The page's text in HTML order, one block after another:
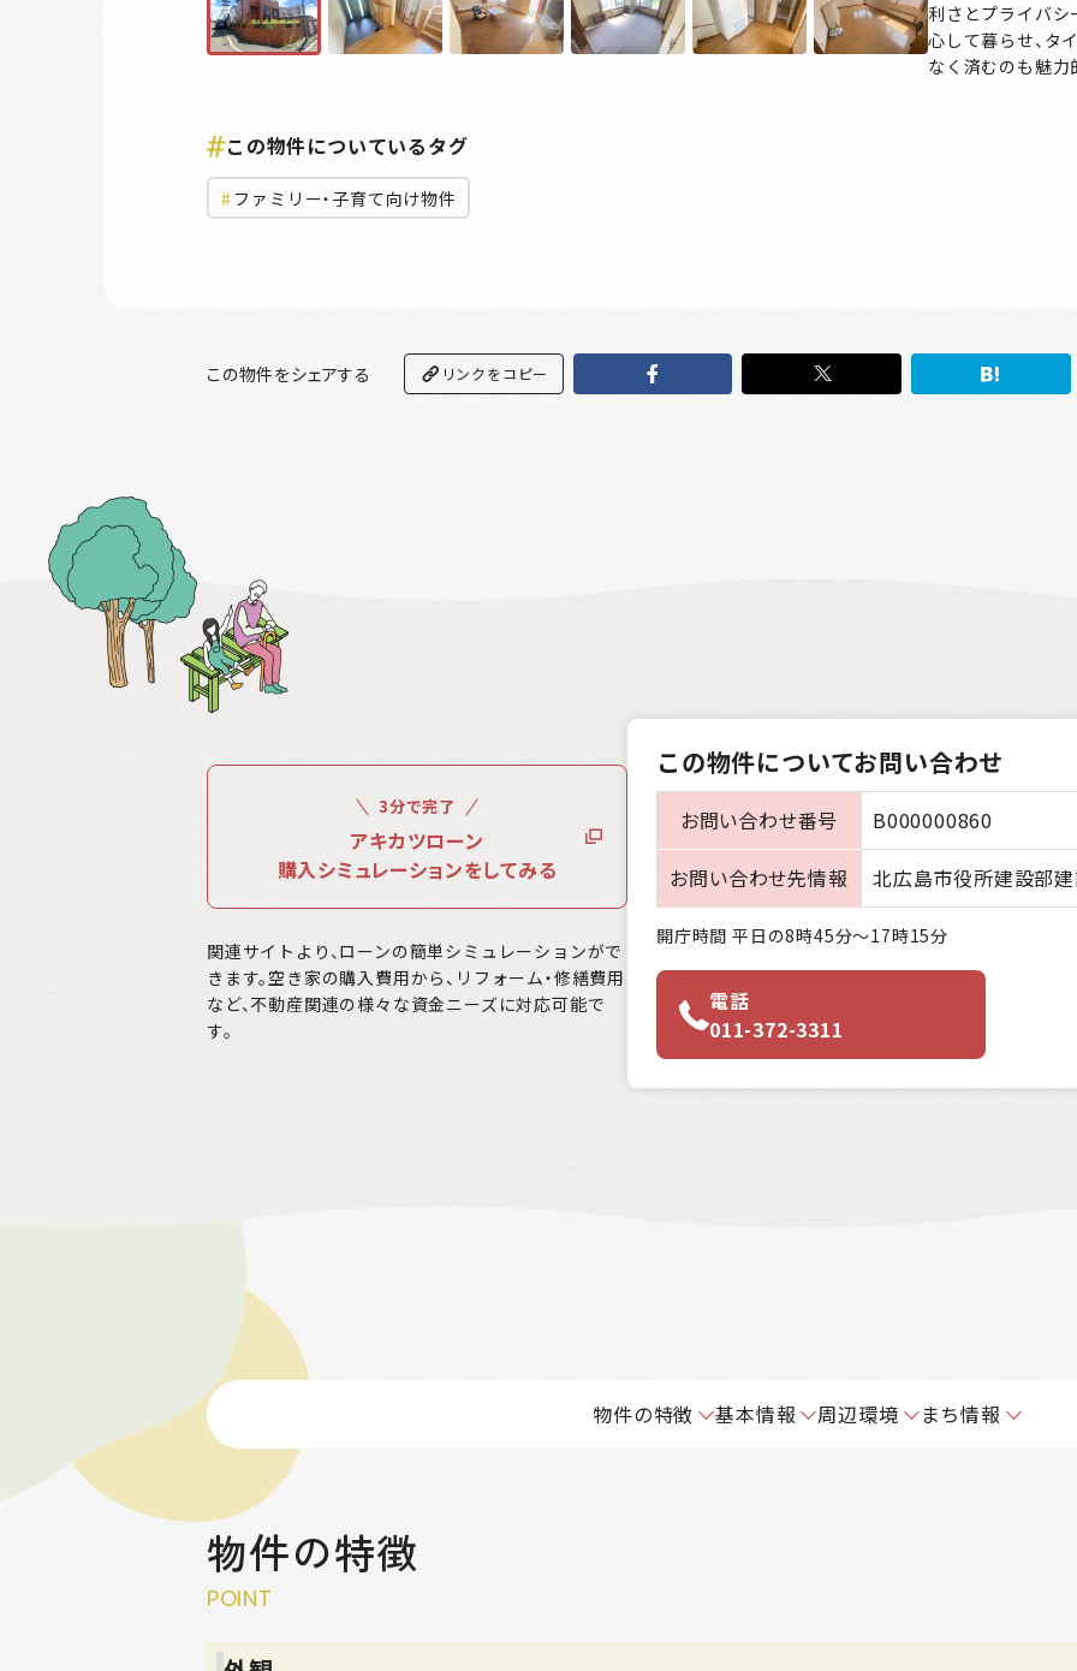
利さとプライバシ
心して暮らせ、タ
なく済むのも魅力
この物件についているタグ
ファミリー・子育て向け物件
この物件をシェアする リンクをコピー
3分で完了
アキカツローン
購入シミュレーションをしてみる
関連サイトより、ローンの簡単シミュレーションがで
きます。空き家の購入費用から、リフォーム・修繕費用
など、不動産関連の様々な資金ニーズに対応可能で
す。
この物件についてお問い合わせ
お問い合わせ番号
B000000860
お問い合わせ先情報
北広島市役所建設部
開庁時間 平日の8時45分～17時15分
電話
011-372-3311
物件の特徴 基本情報 周辺環境 まち情報
物件の特徴
POINT